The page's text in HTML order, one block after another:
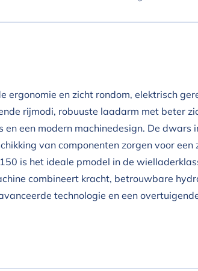
ergonomie en zicht rondom, elektrisch
rijmodi, robuuste laadarm met beter
en een modern machinedesign. De dwars
van componenten zorgen voor een
is het ideale pmodel in de
combineert kracht, betrouwbare
technologie en een